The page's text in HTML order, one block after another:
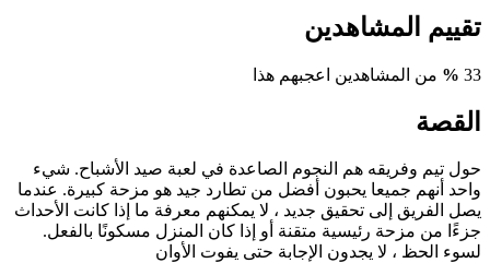
تقييم المشاهدين
33
% من المشاهدين اعجبهم هذا
القصة
حول تيم وفريقه هم النجوم الصاعدة في لعبة صيد الأشباح. شيء
واحد أنهم جميعا يحبون أفضل من تطارد جيد هو مزحة كبيرة. عندما
يصل الفريق إلى تحقيق جديد ، لا يمكنهم معرفة ما إذا كانت الأحداث
جزءًا من مزحة رئيسية متقنة أو إذا كان المنزل مسكونًا بالفعل.
لسوء الحظ ، لا يجدون الإجابة حتى يفوت الأوان